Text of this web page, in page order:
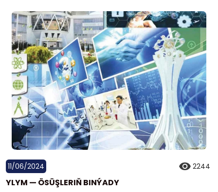
11/06/2024 2244
YLYM — ÖSÜŞLERIŇ BINÝADY